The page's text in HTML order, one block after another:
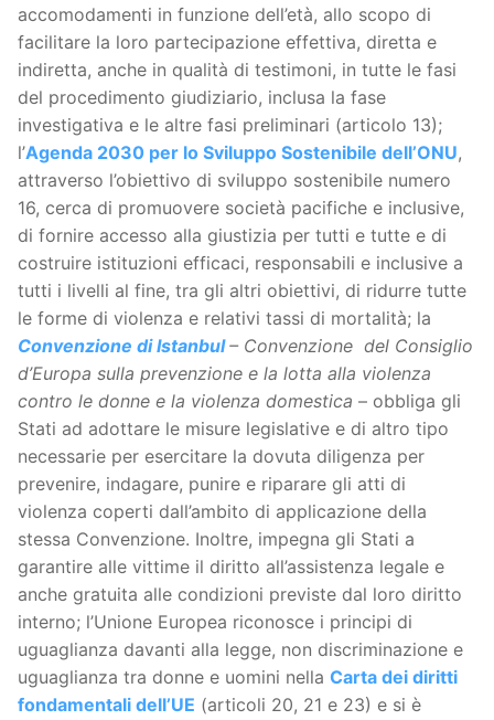
accomodamenti in funzione dell’età, allo scopo di
facilitare la loro partecipazione effettiva, diretta e
indiretta, anche in qualità di testimoni, in tutte le fasi
del procedimento giudiziario, inclusa la fase
investigativa e le altre fasi preliminari (articolo 13);
l’Agenda 2030 per lo Sviluppo Sostenibile dell’ONU,
attraverso l’obiettivo di sviluppo sostenibile numero
16, cerca di promuovere società pacifiche e inclusive,
di fornire accesso alla giustizia per tutti e tutte e di
costruire istituzioni efficaci, responsabili e inclusive a
tutti i livelli al fine, tra gli altri obiettivi, di ridurre tutte
le forme di violenza e relativi tassi di mortalità; la
Convenzione di Istanbul – Convenzione del Consiglio
d’Europa sulla prevenzione e la lotta alla violenza
contro le donne e la violenza domestica – obbliga gli
Stati ad adottare le misure legislative e di altro tipo
necessarie per esercitare la dovuta diligenza per
prevenire, indagare, punire e riparare gli atti di
violenza coperti dall’ambito di applicazione della
stessa Convenzione. Inoltre, impegna gli Stati a
garantire alle vittime il diritto all’assistenza legale e
anche gratuita alle condizioni previste dal loro diritto
interno; l’Unione Europea riconosce i principi di
uguaglianza davanti alla legge, non discriminazione e
uguaglianza tra donne e uomini nella Carta dei diritti
fondamentali dell’UE (articoli 20, 21 e 23) e si è